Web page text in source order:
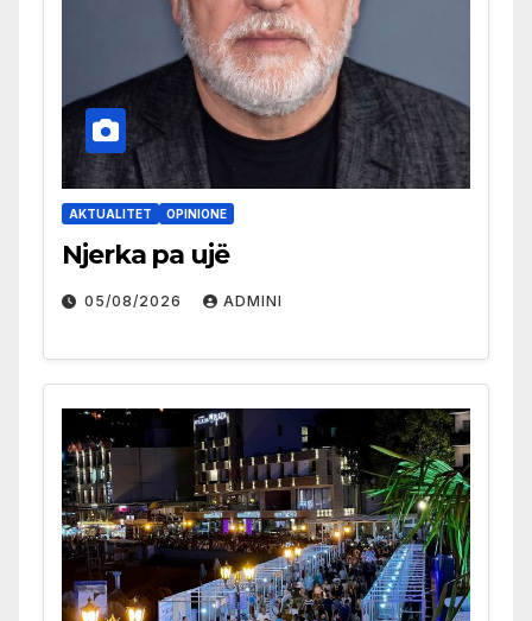
AKTUALITET OPINIONE
Njerka pa ujë
05/08/2026 ADMINI